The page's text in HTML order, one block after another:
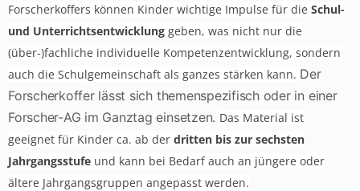
Forscherkoffers können Kinder wichtige Impulse für die Schul-
und Unterrichtsentwicklung geben, was nicht nur die
(über-)fachliche individuelle Kompetenzentwicklung, sondern
auch die Schulgemeinschaft als ganzes stärken kann. Der
Forscherkoffer lässt sich themenspezifisch oder in einer
Forscher-AG im Ganztag einsetzen. Das Material ist
geeignet für Kinder ca. ab der dritten bis zur sechsten
Jahrgangsstufe und kann bei Bedarf auch an jüngere oder
ältere Jahrgangsgruppen angepasst werden.